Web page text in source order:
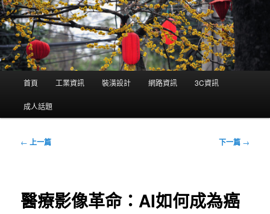
單
首頁 工業資訊 裝潢設計 網路資訊 3C資訊
成人話題
文
← 上一篇 下一篇 →
醫療影像革命：AI如何成為癌